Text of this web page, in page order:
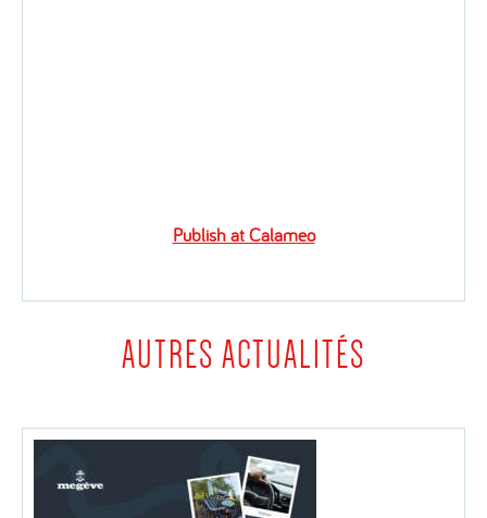
Publish at Calameo
AUTRES ACTUALITÉS